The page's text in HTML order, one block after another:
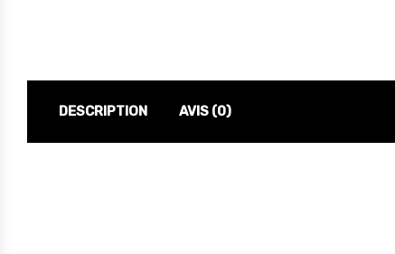
DESCRIPTION AVIS (0)